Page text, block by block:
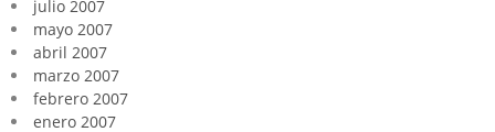
julio 2007
mayo 2007
abril 2007
marzo 2007
febrero 2007
enero 2007